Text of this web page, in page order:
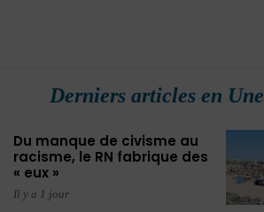
Derniers articles en Une
Du manque de civisme au
racisme, le RN fabrique des
« eux »
Il y a 1 jour